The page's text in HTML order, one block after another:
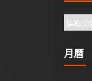
月曆